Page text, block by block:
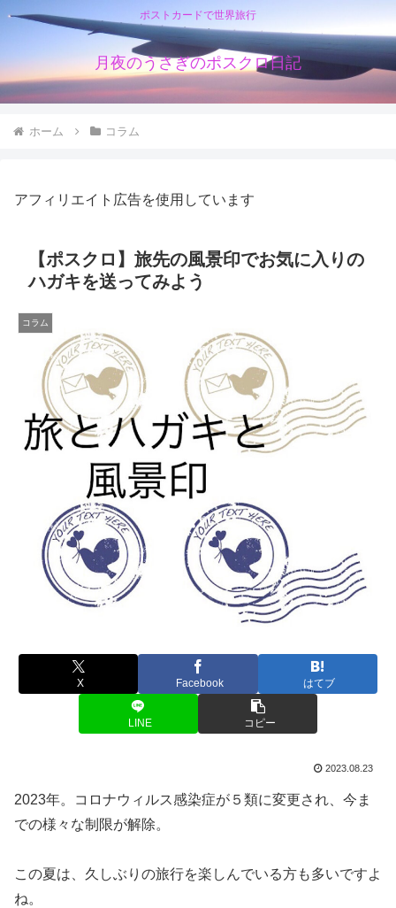
ポストカードで世界旅行
月夜のうさぎのポスクロ日記
ホーム コラム
アフィリエイト広告を使用しています
【ポスクロ】旅先の風景印でお気に入りの
ハガキを送ってみよう
コラム
X Facebook はてブ
LINE コピー
2023.08.23
2023年。コロナウィルス感染症が５類に変更され、今ま
での様々な制限が解除。
この夏は、久しぶりの旅行を楽しんでいる方も多いですよ
ね。